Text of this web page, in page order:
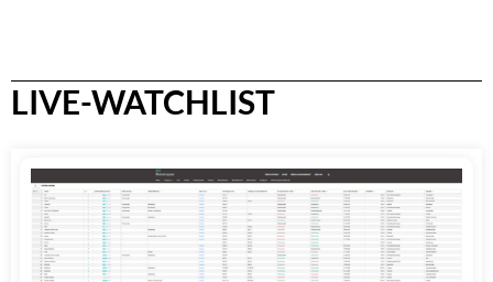
LIVE-WATCHLIST